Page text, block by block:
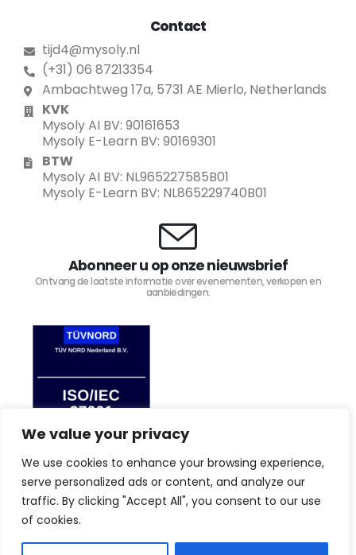
We value your privacy
We use cookies to enhance your browsing experience,
serve personalized ads or content, and analyze our
traffic. By clicking "Accept All", you consent to our use
of cookies.
Contact
tijd4@mysoly.nl
(+31) 06 87213354
Ambachtweg 17a, 5731 AE Mierlo, Netherlands
KVK
Mysoly AI BV: 90161653
Mysoly E-Learn BV: 90169301
BTW
Mysoly AI BV: NL965227585B01
Mysoly E-Learn BV: NL865229740B01
Abonneer u op onze nieuwsbrief
Ontvang de laatste informatie over evenementen, verkopen en
aanbiedingen.
TIJD4 © Copyright 2023. Alle rechten voorbehouden.
By browsing this website, you agree to our privacy
I Agree